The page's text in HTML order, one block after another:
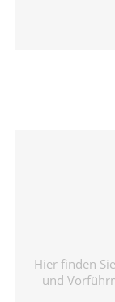
Hier finden
und